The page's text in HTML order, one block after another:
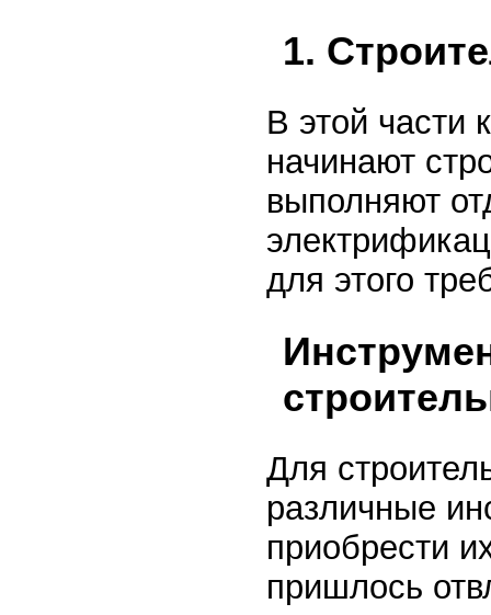
1.
В этой части
начинают
выполняют
для этого
Для
различные
приобрести
пришлось